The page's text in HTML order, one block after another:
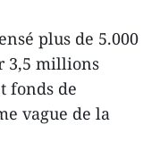
plus de 5.000
3,5 millions
fonds de
vague de la